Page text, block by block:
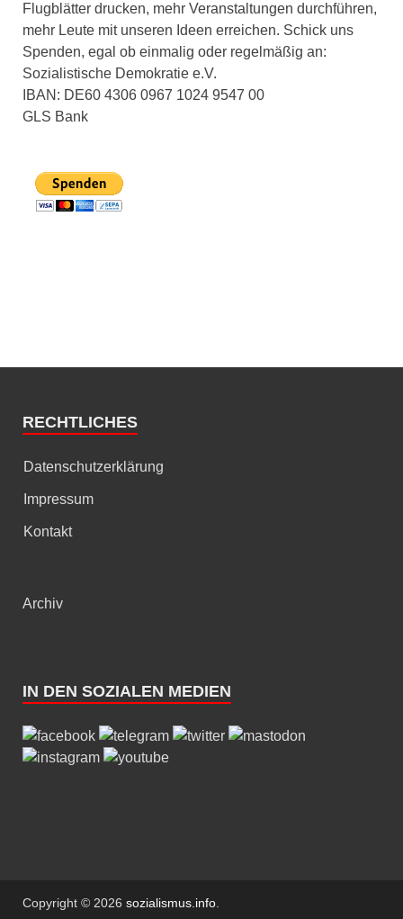
Flugblätter drucken, mehr Veranstaltungen durchführen,
mehr Leute mit unseren Ideen erreichen. Schick uns
Spenden, egal ob einmalig oder regelmäßig an:
Sozialistische Demokratie e.V.
IBAN: DE60 4306 0967 1024 9547 00
GLS Bank
RECHTLICHES
Datenschutzerklärung
Impressum
Kontakt
Archiv
IN DEN SOZIALEN MEDIEN
Copyright © 2026 sozialismus.info